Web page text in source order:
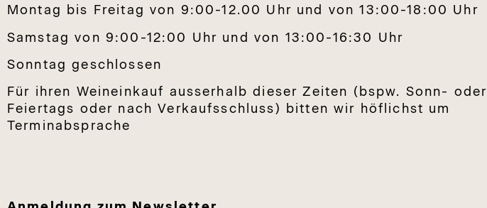
Montag bis Freitag von 9:00-12.00 Uhr und von 13:00-18:00 Uhr
Samstag von 9:00-12:00 Uhr und von 13:00-16:30 Uhr
Sonntag geschlossen
Für ihren Weineinkauf ausserhalb dieser Zeiten (bspw. Sonn- oder
Feiertags oder nach Verkaufsschluss) bitten wir höflichst um
Terminabsprache